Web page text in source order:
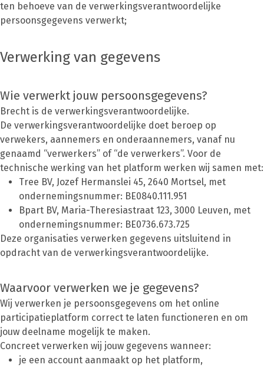
ten behoeve van de verwerkingsverantwoordelijke
persoonsgegevens verwerkt;
Verwerking van gegevens
Wie verwerkt jouw persoonsgegevens?
Brecht is de verwerkingsverantwoordelijke.
De verwerkingsverantwoordelijke doet beroep op
verwekers, aannemers en onderaannemers, vanaf nu
genaamd “verwerkers” of “de verwerkers”. Voor de
technische werking van het platform werken wij samen met:
Tree BV, Jozef Hermanslei 45, 2640 Mortsel, met
ondernemingsnummer: BE0840.111.951
Bpart BV, Maria-Theresiastraat 123, 3000 Leuven, met
ondernemingsnummer: BE0736.673.725
Deze organisaties verwerken gegevens uitsluitend in
opdracht van de verwerkingsverantwoordelijke.
Waarvoor verwerken we je gegevens?
Wij verwerken je persoonsgegevens om het online
participatieplatform correct te laten functioneren en om
jouw deelname mogelijk te maken.
Concreet verwerken wij jouw gegevens wanneer:
je een account aanmaakt op het platform,